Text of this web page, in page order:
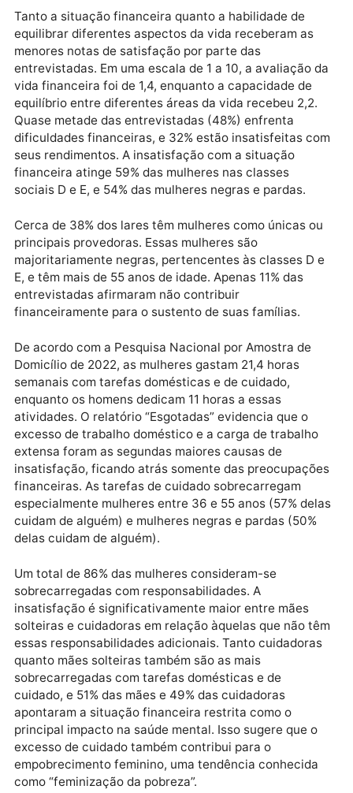
dados que abordam desde o excesso de trabalho e
insegurança financeira até o esgotamento mental e
físico resultante da “economia do cuidado”, que
engloba todas as atividades relacionadas aos
do lar e à produção e manutenção da vida.
Tanto a situação financeira quanto a habilidade de
equilibrar diferentes aspectos da vida receberam as
menores notas de satisfação por parte das
entrevistadas. Em uma escala de 1 a 10, a avaliação
equilíbrio entre diferentes áreas da vida recebeu 2,2.
Quase metade das entrevistadas (48%) enfrenta
dificuldades financeiras, e 32% estão insatisfeitas
seus rendimentos. A insatisfação com a situação
financeira atinge 59% das mulheres nas classes
sociais D e E, e 54% das mulheres negras e pardas.
Cerca de 38% dos lares têm mulheres como únicas
principais provedoras. Essas mulheres são
majoritariamente negras, pertencentes às classes D
E, e têm mais de 55 anos de idade. Apenas 11% das
entrevistadas afirmaram não contribuir
financeiramente para o sustento de suas famílias.
De acordo com a Pesquisa Nacional por Amostra de
Domicílio de 2022, as mulheres gastam 21,4 horas
semanais com tarefas domésticas e de cuidado,
atividades. O relatório “Esgotadas” evidencia que o
excesso de trabalho doméstico e a carga de trabalho
extensa foram as segundas maiores causas de
insatisfação, ficando atrás somente das
financeiras. As tarefas de cuidado sobrecarregam
especialmente mulheres entre 36 e 55 anos (57%
cuidam de alguém) e mulheres negras e pardas (50%
delas cuidam de alguém).
Um total de 86% das mulheres consideram-se
sobrecarregadas com responsabilidades. A
insatisfação é significativamente maior entre mães